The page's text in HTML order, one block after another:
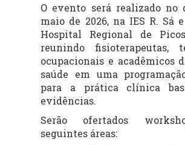
O evento será realizado no
maio de 2026, na IES R. Sá
Hospital Regional de
reunindo fisioterapeutas,
ocupacionais e acadêmicos
saúde em uma
para a prática clínica
evidências.
Serão ofertados
seguintes áreas: